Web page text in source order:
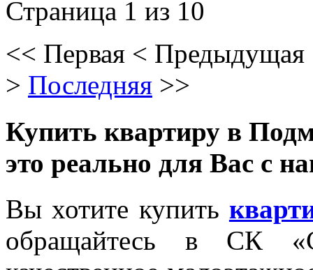
Страница 1 из 10
<< Первая < Предыдущая
> Последняя >>
Купить квартиру в
это реально для Вас с
Вы хотите купить
обращайтесь в СК